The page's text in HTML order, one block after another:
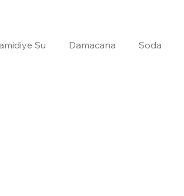
Su Damacana Soda